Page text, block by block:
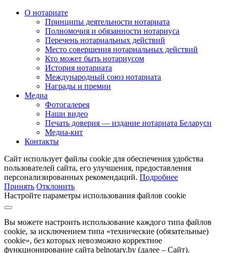
О нотариате
Принципы деятельности нотариата
Полномочия и обязанности нотариуса
Перечень нотариальных действий
Место совершения нотариальных действий
Кто может быть нотариусом
История нотариата
Международный союз нотариата
Награды и премии
Медиа
Фотогалерея
Наши видео
Печать доверия — издание нотариата Беларуси
Медиа-кит
Контакты
Сайт использует файлы cookie для обеспечения удобства
пользователей сайта, его улучшения, предоставления
персонализированных рекомендаций. Подробнее
Принять Отклонить
Настройте параметры использования файлов cookie
Вы можете настроить использование каждого типа файлов
cookie, за исключением типа «технические (обязательные)
cookie», без которых невозможно корректное
функционирование сайта belnotary.by (далее – Сайт).